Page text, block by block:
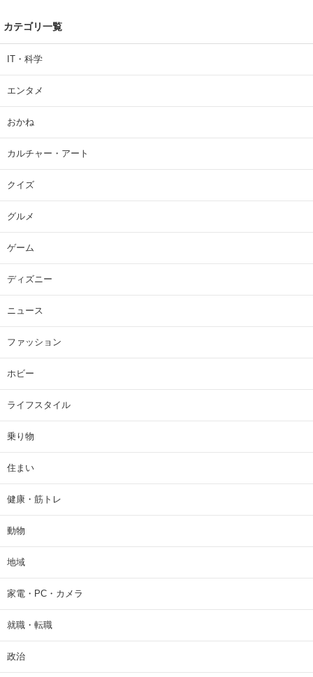
カテゴリ一覧
IT・科学
エンタメ
おかね
カルチャー・アート
クイズ
グルメ
ゲーム
ディズニー
ニュース
ファッション
ホビー
ライフスタイル
乗り物
住まい
健康・筋トレ
動物
地域
家電・PC・カメラ
就職・転職
政治